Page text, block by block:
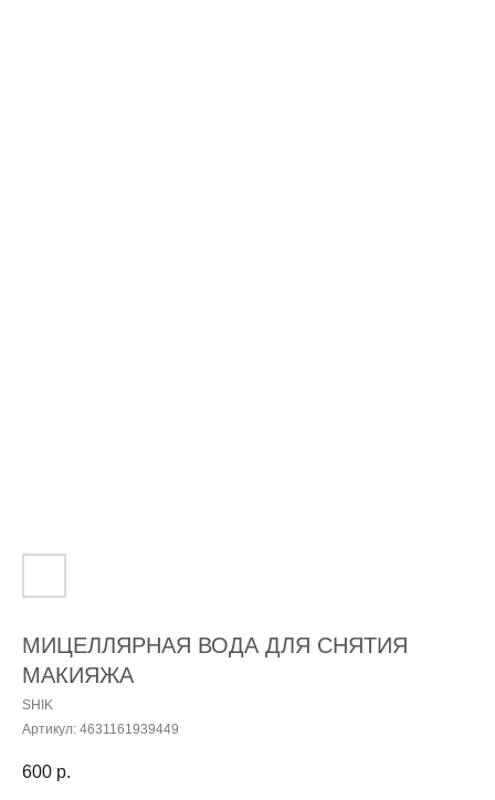
МИЦЕЛЛЯРНАЯ ВОДА ДЛЯ СНЯТИЯ
МАКИЯЖА
SHIK
Артикул: 4631161939449
600 р.